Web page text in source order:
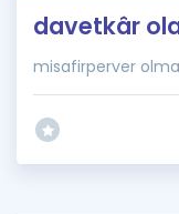
davetkâr
misafirperver